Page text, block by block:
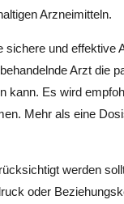
Arzneimitteln.
und effektive
Arzt die
kann. Es wird
Mehr als eine
werden
oder